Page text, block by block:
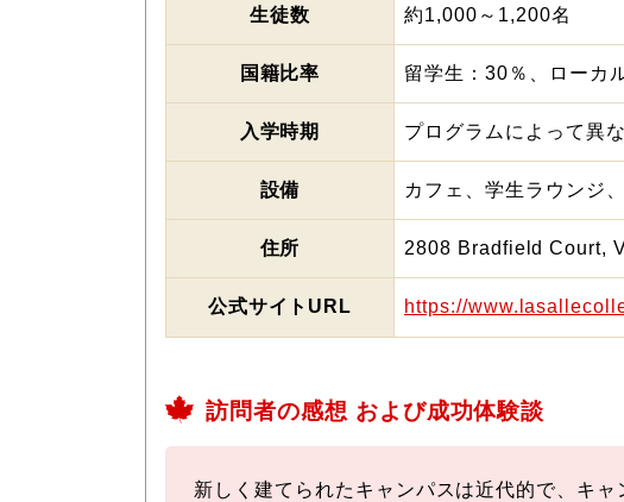
生徒数 約1,000～1,200名
国籍比率 留学生：30％、ローカ
入学時期 プログラムによって異
設備 カフェ、学生ラウンジ
住所 2808 Bradfield Court,
公式サイトURL https://
訪問者の感想 および成功体験談
新しく建てられたキャンパスは近代的で、キ